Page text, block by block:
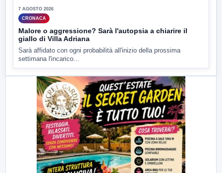
7 AGOSTO 2026
CRONACA
Malore o aggressione? Sarà l'autopsia a chiarire il
giallo di Villa Adriana
Sarà affidato con ogni probabilità all'inizio della prossima
settimana l'incarico...